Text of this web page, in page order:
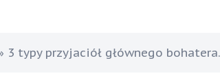
3 typy przyjaciół głównego